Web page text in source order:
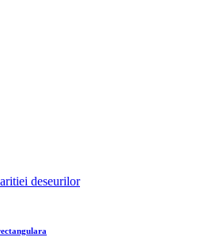
deseurilor